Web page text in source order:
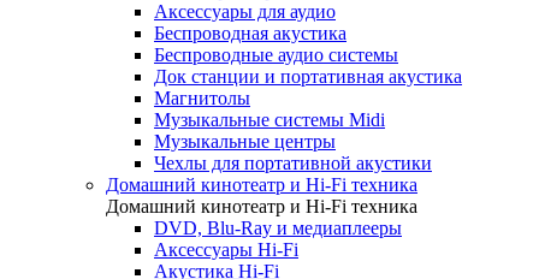
Аксессуары для аудио
Беспроводная акустика
Беспроводные аудио системы
Док станции и портативная акустика
Магнитолы
Музыкальные системы Midi
Музыкальные центры
Чехлы для портативной акустики
Домашний кинотеатр и Hi-Fi техника
Домашний кинотеатр и Hi-Fi техника
DVD, Blu-Ray и медиаплееры
Аксессуары Hi-Fi
Акустика Hi-Fi